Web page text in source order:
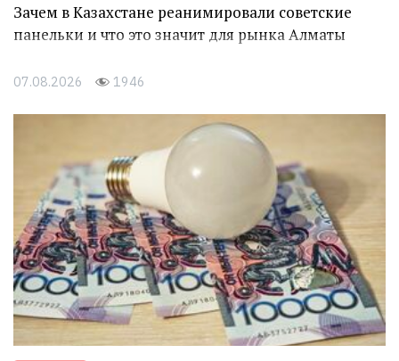
Зачем в Казахстане реанимировали советские
панельки и что это значит для рынка Алматы
07.08.2026 1946